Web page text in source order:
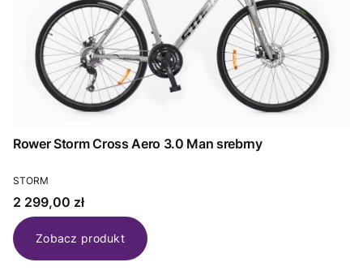
Rower Storm Cross Aero 3.0 Man srebrny
PRODUCENT
STORM
Cena
2 299,00 zł
Zobacz produkt